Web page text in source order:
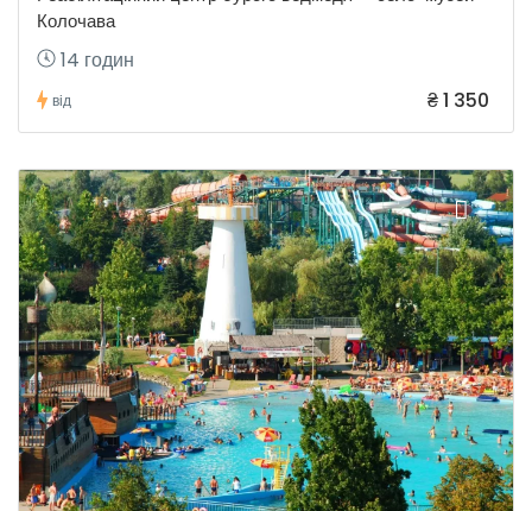
Колочава
14 годин
від ₴ 1 350